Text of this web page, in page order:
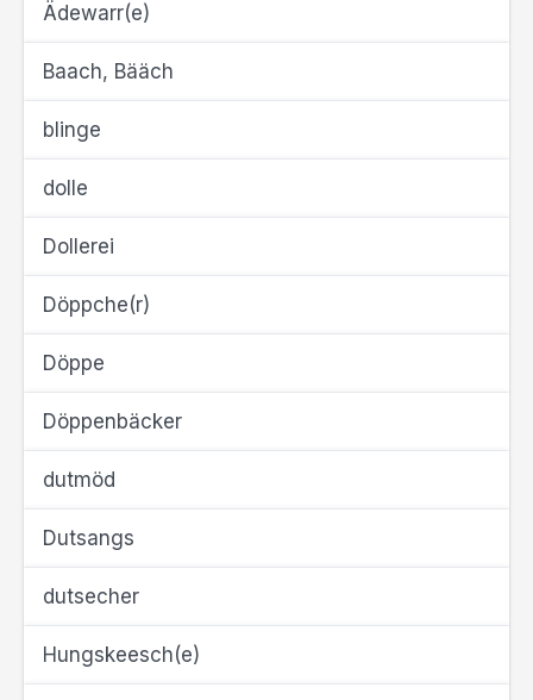
Ädewarr(e)
Baach, Bääch
blinge
dolle
Dollerei
Döppche(r)
Döppe
Döppenbäcker
dutmöd
Dutsangs
dutsecher
Hungskeesch(e)